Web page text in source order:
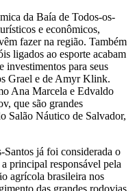
da Baía de Todos-os-
e econômicos,
fazer na região. Também
ligados ao esporte acabam
investimentos para seus
Grael e de Amyr Klink.
Ana Marcela e Edvaldo
que são grandes
Salão Náutico de Salvador,
Santos já foi considerada o
principal responsável pela
agrícola brasileira nos
das grandes rodovias.